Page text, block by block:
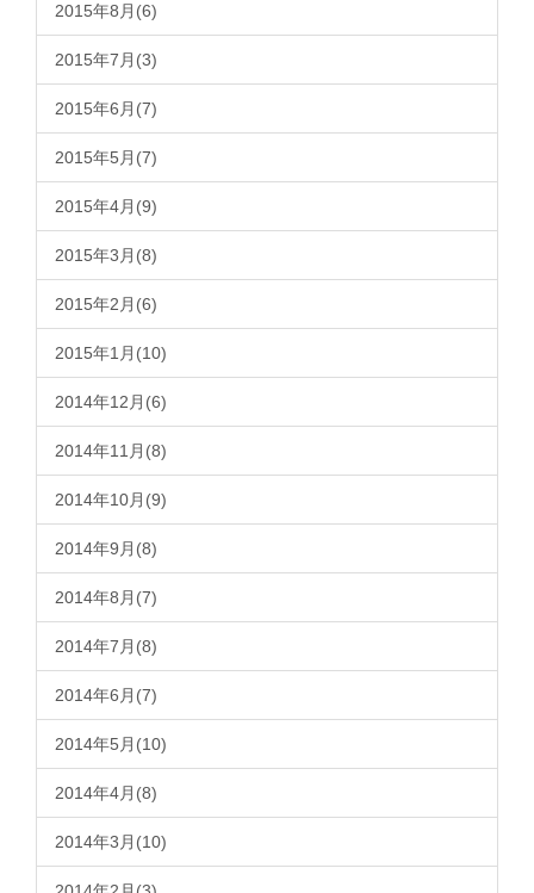
2015年8月(6)
2015年7月(3)
2015年6月(7)
2015年5月(7)
2015年4月(9)
2015年3月(8)
2015年2月(6)
2015年1月(10)
2014年12月(6)
2014年11月(8)
2014年10月(9)
2014年9月(8)
2014年8月(7)
2014年7月(8)
2014年6月(7)
2014年5月(10)
2014年4月(8)
2014年3月(10)